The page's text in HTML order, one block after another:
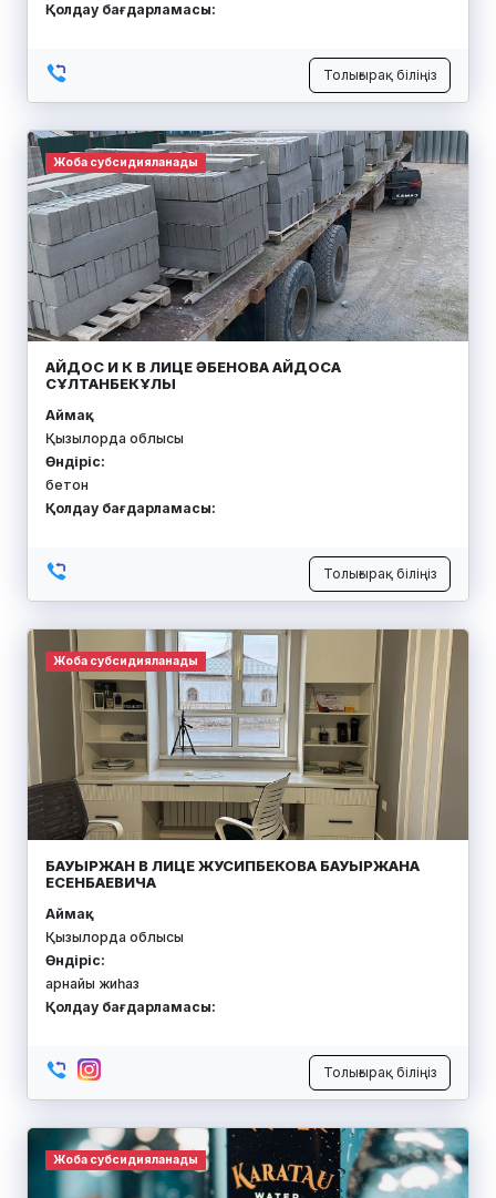
Қолдау бағдарламасы:
Толығырақ біліңіз
Жоба субсидияланады
АЙДОС И К В ЛИЦЕ ӘБЕНОВА АЙДОСА
СҰЛТАНБЕКҰЛЫ
Аймақ:
Қызылорда облысы
Өндіріс:
бетон
Қолдау бағдарламасы:
Толығырақ біліңіз
Жоба субсидияланады
БАУЫРЖАН В ЛИЦЕ ЖУСИПБЕКОВА БАУЫРЖАНА
ЕСЕНБАЕВИЧА
Аймақ:
Қызылорда облысы
Өндіріс:
арнайы жиһаз
Қолдау бағдарламасы:
Толығырақ біліңіз
Жоба субсидияланады